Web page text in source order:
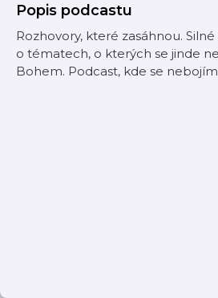
Popis podcastu
Rozhovory, které zasáhnou.
o tématech, o kterých se jinde
Bohem. Podcast, kde se